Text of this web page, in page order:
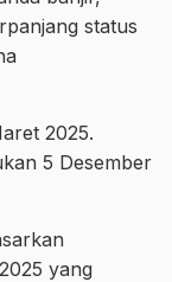
status
2025.
5 Desember
yang